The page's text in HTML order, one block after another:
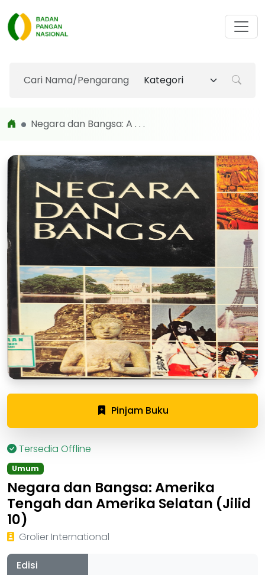
Negara dan Bangsa: A . . .
Pinjam Buku
Tersedia Offline
Umum
Negara dan Bangsa: Amerika
Tengah dan Amerika Selatan (Jilid
10)
Grolier International
Edisi